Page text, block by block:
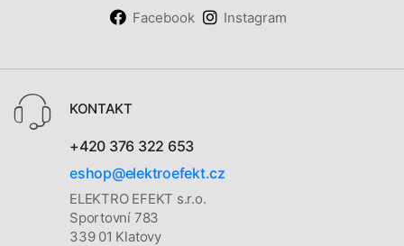
Facebook Instagram
KONTAKT
+420 376 322 653
eshop@elektroefekt.cz
ELEKTRO EFEKT s.r.o.
Sportovní 783
339 01 Klatovy